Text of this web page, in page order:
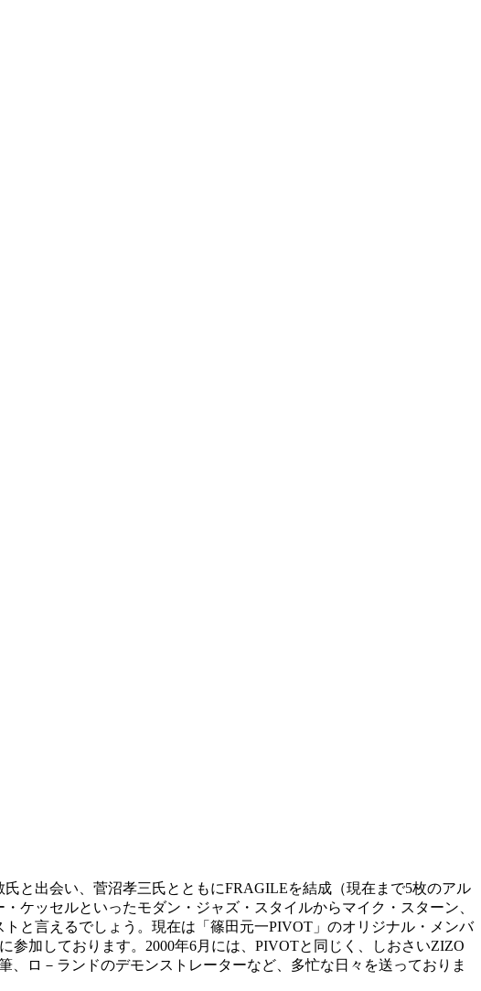
と出会い、菅沼孝三氏とともにFRAGILEを結成（現在まで5枚のアル
ケッセルといったモダン・ジャズ・スタイルからマイク・スターン、
と言えるでしょう。現在は「篠田元一PIVOT」のオリジナル・メンバ
加しております。2000年6月には、PIVOTと同じく、しおさいZIZO
ロ－ランドのデモンストレーターなど、多忙な日々を送っておりま